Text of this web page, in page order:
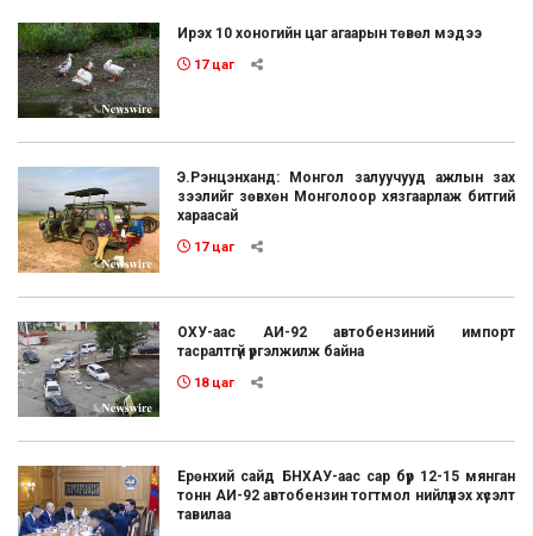
Ирэх 10 хоногийн цаг агаарын төвөл мэдээ
17 цаг
Э.Рэнцэнханд: Монгол залуучууд ажлын зах
зээлийг зөвхөн Монголоор хязгаарлаж битгий
хараасай
17 цаг
ОХУ-аас АИ-92 автобензиний импорт
тасралтгүй үргэлжилж байна
18 цаг
Ерөнхий сайд БНХАУ-аас сар бүр 12-15 мянган
тонн АИ-92 автобензин тогтмол нийлүүлэх хүсэлт
тавилаа